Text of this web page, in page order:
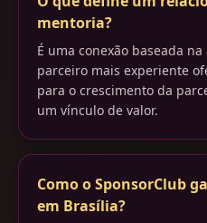
mentoria?
É uma conexão baseada
parceiro mais experiente
para o crescimento da
um vínculo de valor.
Como o SponsorClub
em Brasília?